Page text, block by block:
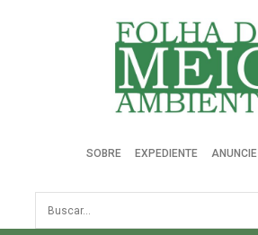
Folha do Meio Ambiente
SOBRE EXPEDIENTE ANUNCIE
Busca